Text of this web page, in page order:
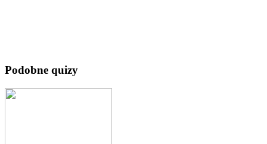
Podobne quizy